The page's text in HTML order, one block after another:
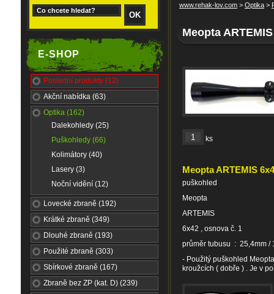
E-SHOP
Poslední produkty (12)
Akční nabídka (63)
Optika (162)
Dalekohledy (25)
Puškohledy (66)
Kolimátory (40)
Lasery (3)
Noční vidění (12)
Lovecké zbraně (192)
Krátké zbraně (349)
Dlouhé zbraně (193)
Použité zbraně (303)
Sbírkové zbraně (167)
Zbraně bez ZP (kat. D) (239)
www.rehak-lov.com > Optika >
Meopta
ks
Meopta ARTEMIS
puškohled
Meopta
ARTEMIS
6x42 , osnova č. 1
průměr tubusu : 25,4mm /
- Použitý puškohled
kroužcích ( dobře ) . Je v